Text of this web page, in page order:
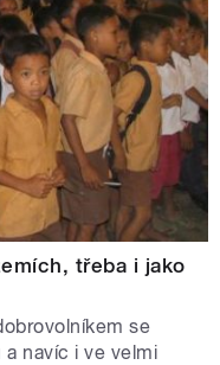
třeba i jako
se
navíc i ve velmi